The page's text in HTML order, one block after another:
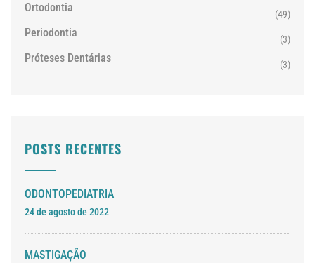
Ortodontia (49)
Periodontia (3)
Próteses Dentárias (3)
POSTS RECENTES
ODONTOPEDIATRIA
24 de agosto de 2022
MASTIGAÇÃO